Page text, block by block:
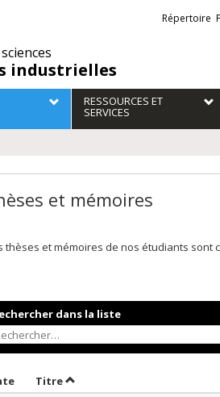
industrielles
Liens
externes
Répertoire
RESSOURCES ET
SERVICES
et mémoires
thèses et mémoires de nos étudiants sont
dans la liste
Trier par date en ordre décroissant
TitreTrier par titre en ordre